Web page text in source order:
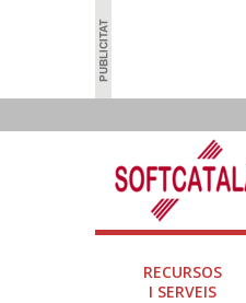
RECURSOS
I SERVEIS